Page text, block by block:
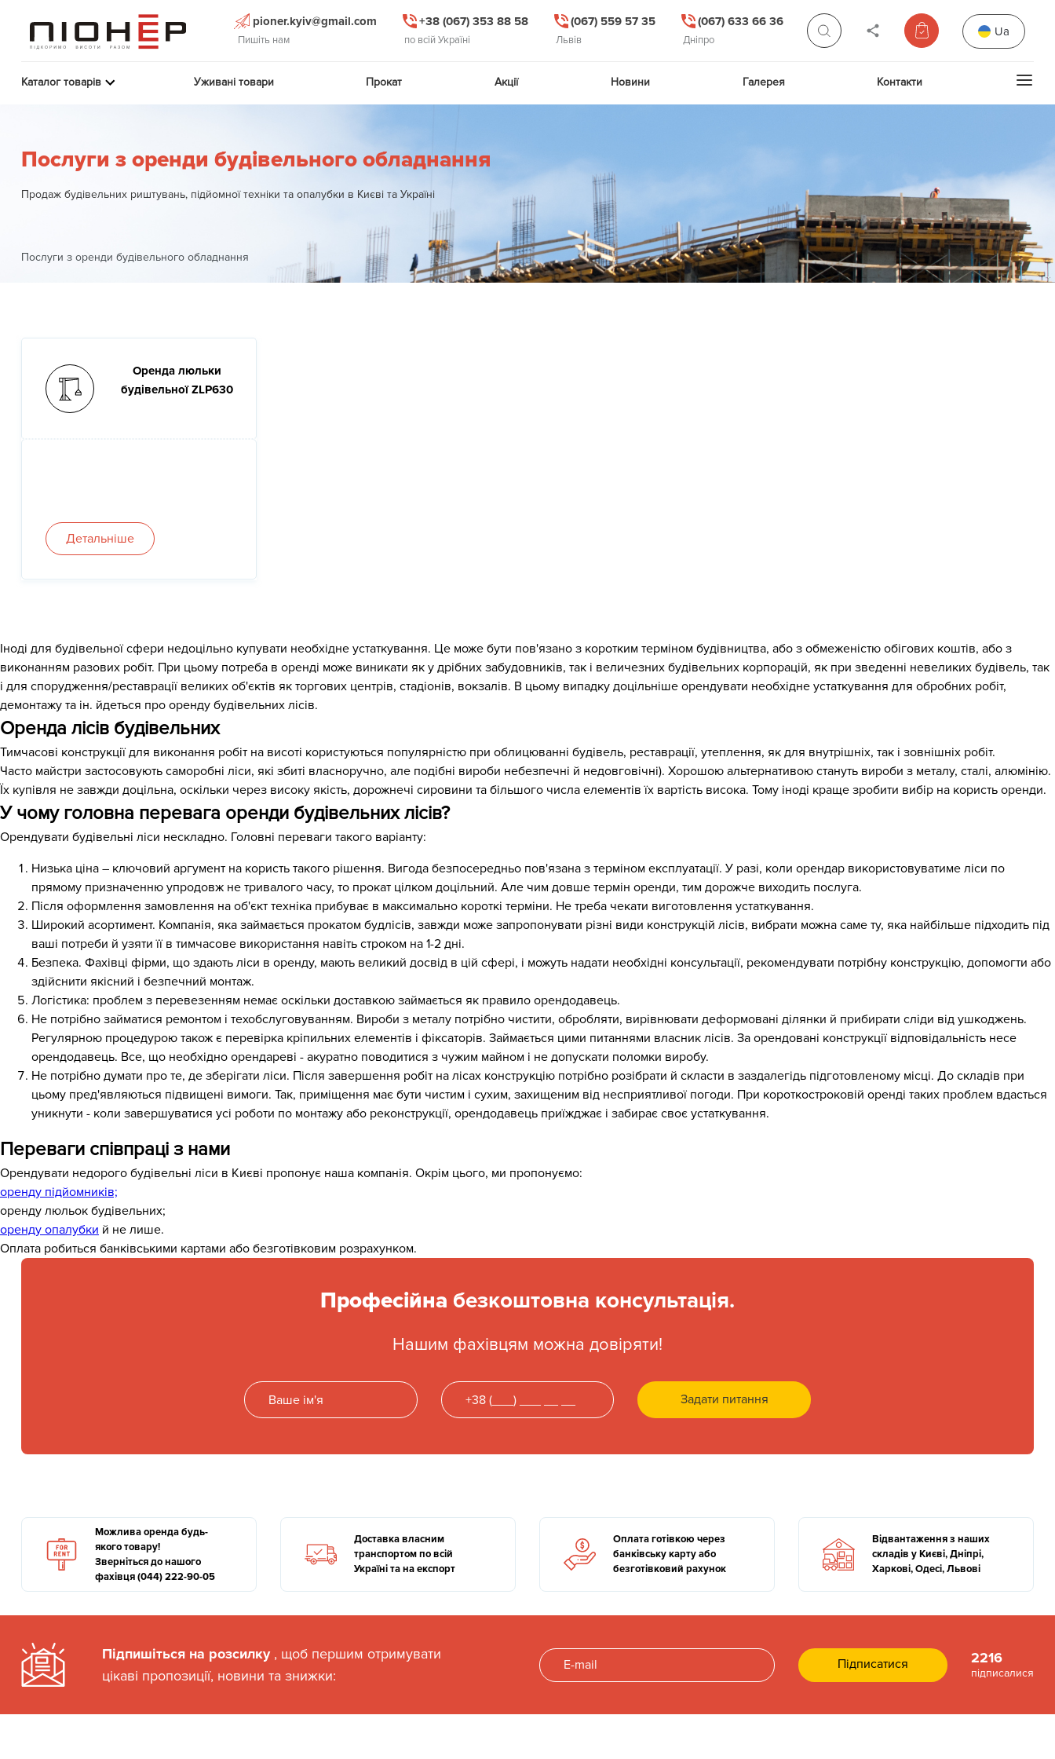
pioner.kyiv@gmail.com
Пишіть нам
+38 (067) 353 88 58
по всій Україні
(067) 559 57 35
Львів
(067) 633 66 36
Дніпро
Ua
Каталог товарів Уживані товари Прокат Акції Новини Галерея Контакти
Послуги з оренди будівельного обладнання
Продаж будівельних риштувань, підйомної техніки та опалубки в Києві та Україні
Послуги з оренди будівельного обладнання
Оренда люльки
будівельної ZLP630
Детальніше
Іноді для будівельної сфери недоцільно купувати необхідне устаткування. Це може бути пов'язано з коротким терміном будівництва, або з обмеженістю обігових коштів, або з
виконанням разових робіт. При цьому потреба в оренді може виникати як у дрібних забудовників, так і величезних будівельних корпорацій, як при зведенні невеликих будівель, так
і для спорудження/реставрації великих об'єктів як торгових центрів, стадіонів, вокзалів. В цьому випадку доцільніше орендувати необхідне устаткування для обробних робіт,
демонтажу та ін. йдеться про оренду будівельних лісів.
Оренда лісів будівельних
Тимчасові конструкції для виконання робіт на висоті користуються популярністю при облицюванні будівель, реставрації, утеплення, як для внутрішніх, так і зовнішніх робіт.
Часто майстри застосовують саморобні ліси, які збиті власноручно, але подібні вироби небезпечні й недовговічні). Хорошою альтернативою стануть вироби з металу, сталі, алюмінію.
Їх купівля не завжди доцільна, оскільки через високу якість, дорожнечі сировини та більшого числа елементів їх вартість висока. Тому іноді краще зробити вибір на користь оренди.
У чому головна перевага оренди будівельних лісів?
Орендувати будівельні ліси нескладно. Головні переваги такого варіанту:
Низька ціна – ключовий аргумент на користь такого рішення. Вигода безпосередньо пов'язана з терміном експлуатації. У разі, коли орендар використовуватиме ліси по
прямому призначенню упродовж не тривалого часу, то прокат цілком доцільний. Але чим довше термін оренди, тим дорожче виходить послуга.
Після оформлення замовлення на об'єкт техніка прибуває в максимально короткі терміни. Не треба чекати виготовлення устаткування.
Широкий асортимент. Компанія, яка займається прокатом будлісів, завжди може запропонувати різні види конструкцій лісів, вибрати можна саме ту, яка найбільше підходить під
ваші потреби й узяти її в тимчасове використання навіть строком на 1-2 дні.
Безпека. Фахівці фірми, що здають ліси в оренду, мають великий досвід в цій сфері, і можуть надати необхідні консультації, рекомендувати потрібну конструкцію, допомогти або
здійснити якісний і безпечний монтаж.
Логістика: проблем з перевезенням немає оскільки доставкою займається як правило орендодавець.
Не потрібно займатися ремонтом і техобслуговуванням. Вироби з металу потрібно чистити, обробляти, вирівнювати деформовані ділянки й прибирати сліди від ушкоджень.
Регулярною процедурою також є перевірка кріпильних елементів і фіксаторів. Займається цими питаннями власник лісів. За орендовані конструкції відповідальність несе
орендодавець. Все, що необхідно орендареві - акуратно поводитися з чужим майном і не допускати поломки виробу.
Не потрібно думати про те, де зберігати ліси. Після завершення робіт на лісах конструкцію потрібно розібрати й скласти в заздалегідь підготовленому місці. До складів при
цьому пред'являються підвищені вимоги. Так, приміщення має бути чистим і сухим, захищеним від несприятливої погоди. При короткостроковій оренді таких проблем вдасться
уникнути - коли завершуватися усі роботи по монтажу або реконструкції, орендодавець приїжджає і забирає своє устаткування.
Переваги співпраці з нами
Орендувати недорого будівельні ліси в Києві пропонує наша компанія. Окрім цього, ми пропонуємо:
оренду підйомників;
оренду люльок будівельних;
оренду опалубки й не лише.
Оплата робиться банківськими картами або безготівковим розрахунком.
Професійна безкоштовна консультація.
Нашим фахівцям можна довіряти!
Задати питання
Можлива оренда будь-
якого товару!
Зверніться до нашого
фахівця (044) 222-90-05
Доставка власним
транспортом по всій
Україні та на експорт
Оплата готівкою через
банківську карту або
безготівковий рахунок
Відвантаження з наших
складів у Києві, Дніпрі,
Харкові, Одесі, Львові
Підпишіться на розсилку , щоб першим отримувати
цікаві пропозиції, новини та знижки:
2216
підписалися